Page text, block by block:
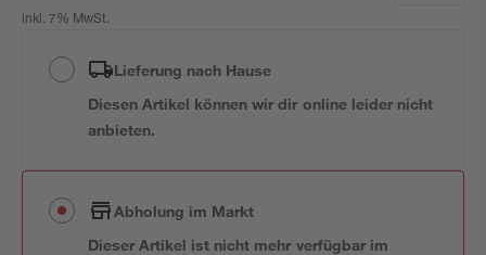
inkl. 7% MwSt.
Lieferung nach Hause
Diesen Artikel können wir dir online leider nicht
anbieten.
Abholung im Markt
Dieser Artikel ist nicht mehr verfügbar im